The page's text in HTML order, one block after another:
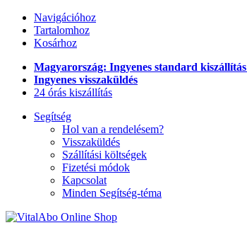
Navigációhoz
Tartalomhoz
Kosárhoz
Magyarország: Ingyenes standard kiszállítás
Ingyenes visszaküldés
24 órás kiszállítás
Segítség
Hol van a rendelésem?
Visszaküldés
Szállítási költségek
Fizetési módok
Kapcsolat
Minden Segítség-téma